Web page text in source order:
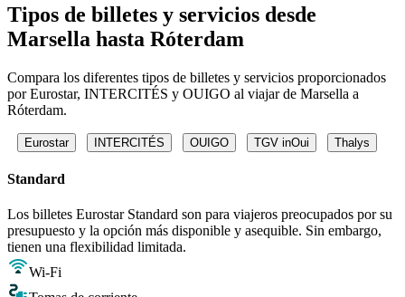
Tipos de billetes y servicios desde
Marsella hasta Róterdam
Compara los diferentes tipos de billetes y servicios proporcionados
por Eurostar, INTERCITÉS y OUIGO al viajar de Marsella a
Róterdam.
Eurostar INTERCITÉS OUIGO TGV inOui Thalys
Standard
Los billetes Eurostar Standard son para viajeros preocupados por su
presupuesto y la opción más disponible y asequible. Sin embargo,
tienen una flexibilidad limitada.
Wi-Fi